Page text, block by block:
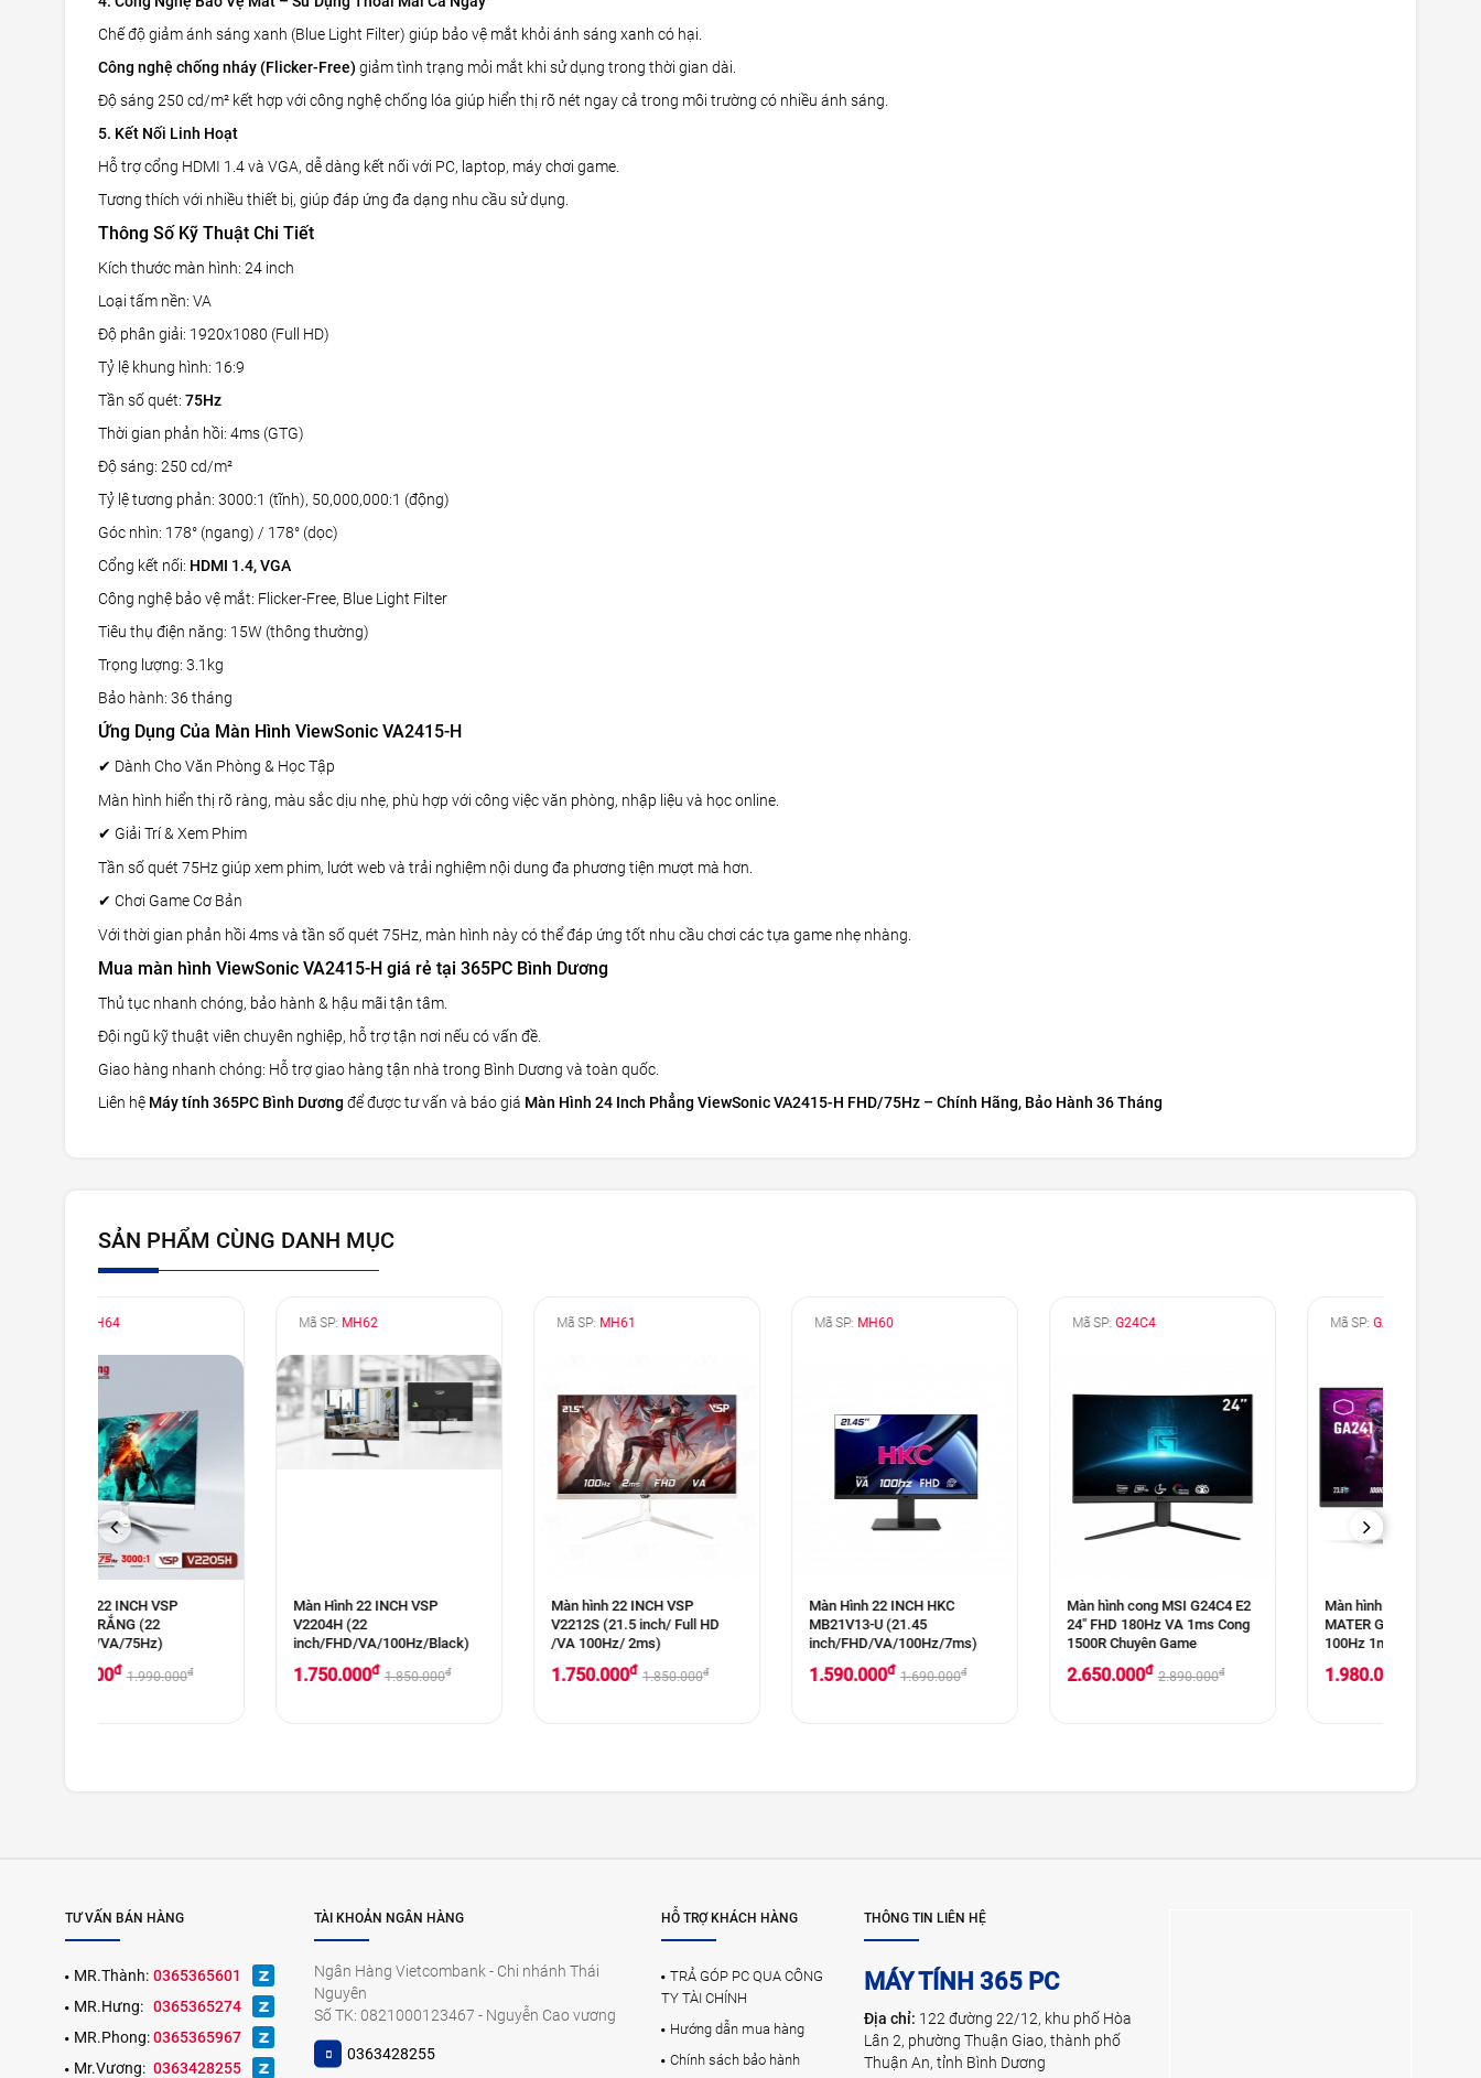
Chế độ giảm ánh sáng xanh (Blue Light Filter) giúp bảo vệ mắt khỏi ánh sáng xanh có hại.
Công nghệ chống nháy (Flicker-Free) giảm tình trạng mỏi mắt khi sử dụng trong thời gian dài.
Độ sáng 250 cd/m² kết hợp với công nghệ chống lóa giúp hiển thị rõ nét ngay cả trong môi trường có nhiều ánh sáng.
5. Kết Nối Linh Hoạt
Hỗ trợ cổng HDMI 1.4 và VGA, dễ dàng kết nối với PC, laptop, máy chơi game.
Tương thích với nhiều thiết bị, giúp đáp ứng đa dạng nhu cầu sử dụng.
Thông Số Kỹ Thuật Chi Tiết
Kích thước màn hình: 24 inch
Loại tấm nền: VA
Độ phân giải: 1920x1080 (Full HD)
Tỷ lệ khung hình: 16:9
Tần số quét:75Hz
Thời gian phản hồi: 4ms (GTG)
Độ sáng: 250 cd/m²
Tỷ lệ tương phản: 3000:1 (tĩnh), 50,000,000:1 (động)
Góc nhìn: 178° (ngang) / 178° (dọc)
Cổng kết nối: HDMI 1.4, VGA
Công nghệ bảo vệ mắt: Flicker-Free, Blue Light Filter
Tiêu thụ điện năng: 15W (thông thường)
Trọng lượng: 3.1kg
Bảo hành: 36 tháng
Ứng Dụng Của Màn Hình ViewSonic VA2415-H
✔ Dành Cho Văn Phòng & Học Tập
Màn hình hiển thị rõ ràng, màu sắc dịu nhẹ, phù hợp với công việc văn phòng, nhập liệu và học online.
✔ Giải Trí & Xem Phim
Tần số quét 75Hz giúp xem phim, lướt web và trải nghiệm nội dung đa phương tiện mượt mà hơn.
✔ Chơi Game Cơ Bản
Với thời gian phản hồi 4ms và tần số quét 75Hz, màn hình này có thể đáp ứng tốt nhu cầu chơi các tựa game nhẹ nhàng.
Mua màn hình ViewSonic VA2415-H giá rẻ tại 365PC Bình Dương
Thủ tục nhanh chóng, bảo hành & hậu mãi tận tâm.
Đội ngũ kỹ thuật viên chuyên nghiệp, hỗ trợ tận nơi nếu có vấn đề.
Giao hàng nhanh chóng: Hỗ trợ giao hàng tận nhà trong Bình Dương và toàn quốc.
Liên hệ Máy tính 365PC Bình Dương để được tư vấn và báo giá Màn Hình 24 Inch Phẳng ViewSonic VA2415-H FHD/75Hz – Chính Hãng, Bảo Hành 36 Tháng
SẢN PHẨM CÙNG DANH MỤC
PREVIOUS
Màn Hình 22 INCH VSP
V2204H (22
inch/FHD/VA/100Hz/Black)
1.750.000
Màn hình 22 INCH VSP
V2212S (21.5 inch/ Full HD
/VA 100Hz/ 2ms)
1.750.000
Màn Hình 22 INCH HKC
MB21V13-U (21.45
inch/FHD/VA/100Hz/7ms)
1.590.000
Màn hình cong MSI G24C4 E2
24" FHD 180Hz VA 1ms Cong
1500R Chuyên Game
2.650.000
Màn hình phẳng COOLER
MATER GA241 24'' FHD VA
100Hz 1ms
1.980.000
NEXT
TƯ VẤN BÁN HÀNG
MR.Thành: 0365365601
MR.Hưng: 0365365274
MR.Phong:0365365967
Mr.Vương: 0363428255
TÀI KHOẢN NGÂN HÀNG
Ngân Hàng Vietcombank - Chi nhánh Thái
Nguyên
Số TK: 0821000123467 - Nguyễn Cao vương
0363428255
HỖ TRỢ KHÁCH HÀNG
TRẢ GÓP PC QUA CÔNG
TY TÀI CHÍNH
Hướng dẫn mua hàng
Chính sách bảo hành
THÔNG TIN LIÊN HỆ
MÁY TÍNH 365 PC
Địa chỉ: 122 đường 22/12, khu phố Hòa
Lân 2, phường Thuận Giao, thành phố
Thuận An, tỉnh Bình Dương